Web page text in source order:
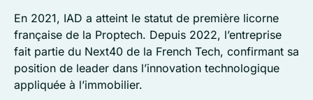
En 2021, IAD a atteint le statut de première licorne
française de la Proptech. Depuis 2022, l’entreprise
fait partie du Next40 de la French Tech, confirmant sa
position de leader dans l’innovation technologique
appliquée à l’immobilier.